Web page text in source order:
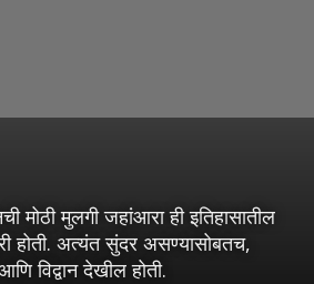
मोठी मुलगी जहांआरा ही इतिहासातील
होती. अत्यंत सुंदर असण्यासोबतच,
विद्वान देखील होती.